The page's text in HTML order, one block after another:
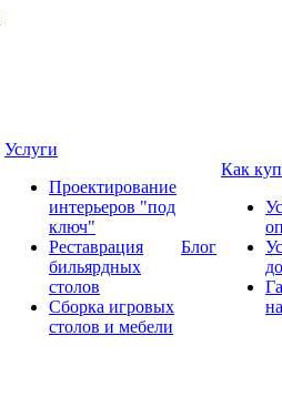
Услуги
Проектирование
интерьеров "под
ключ"
Реставрация
бильярдных
столов
Сборка игровых
столов и мебели
Блог
Как